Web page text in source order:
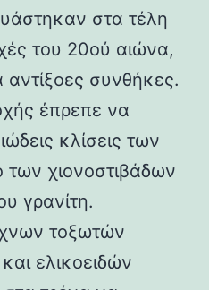
στα τέλη
του 20ού αιώνα,
αντίξοες συνθήκες.
έπρεπε να
κλίσεις των
χιονοστιβάδων
γρανίτη.
τοξωτών
ελικοειδών